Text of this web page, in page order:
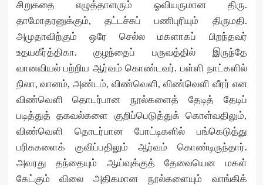
சிறுகதை எழுத்தாளரும் ஓவியருமான திரு.
தாமோதரனுக்கும், தட்டச்சுப் பணிபுரியும் திருமதி.
அமுதாவிற்கும் ஒரே செல்ல மகளாகப் பிறந்தவர்
உதயகீர்த்திகா. குழந்தைப் பருவத்தில் இருந்தே
வானவியல் பற்றிய ஆர்வம் கொண்டவர். பள்ளி நாட்களில்
நிலா, வானம், அண்டம், விண்வெளி, விண்வெளி வீரர் என
விண்வெளி தொடர்பான நூல்களைத் தேடித் தேடிப்
படித்துத் தகவல்களை குறிப்பெடுத்துக் கொள்வதிலும்,
விண்வெளி தொடர்பான போட்டிகளில் பங்கெடுத்து
பரிசுகளைக் குவிப்பதிலும் ஆர்வம் கொண்டிருந்தார்.
அவரது தந்தையும் ஆய்வுக்குத் தேவையென மகள்
கேட்கும் விலை அதிகமான நூல்களையும் வாங்கிக்